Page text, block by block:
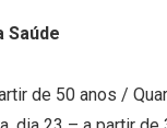
Saúde
de 50 anos /